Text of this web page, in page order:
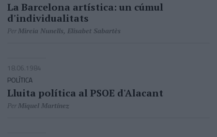
La Barcelona artística: un cúmul
d'individualitats
PerMireia Nunells, Elisabet Sabartès
18.06.1984
POLÍTICA
Lluita política al PSOE d'Alacant
PerMiquel Martínez